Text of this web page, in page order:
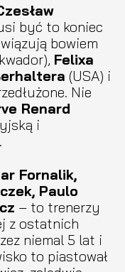
być to koniec
bowiem
Felixa
(USA) i
Nie
Renard
i
Fornalik,
Paulo
– to trenerzy
z ostatnich
niemal 5 lat i
to piastował